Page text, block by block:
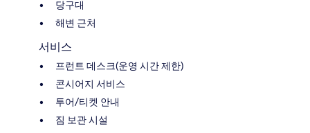
당구대
해변 근처
서비스
프런트 데스크(운영 시간 제한)
콘시어지 서비스
투어/티켓 안내
짐 보관 시설